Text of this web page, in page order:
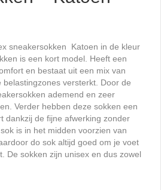
sneakersokken Katoen in de kleur
is een kort model. Heeft een
en bestaat uit een mix van
versterkt. Door de
ademend en zeer
Verder hebben deze sokken een
dankzij de fijne afwerking zonder
is in het midden voorzien van
do sok altijd goed om je voet
De sokken zijn unisex en dus zowel